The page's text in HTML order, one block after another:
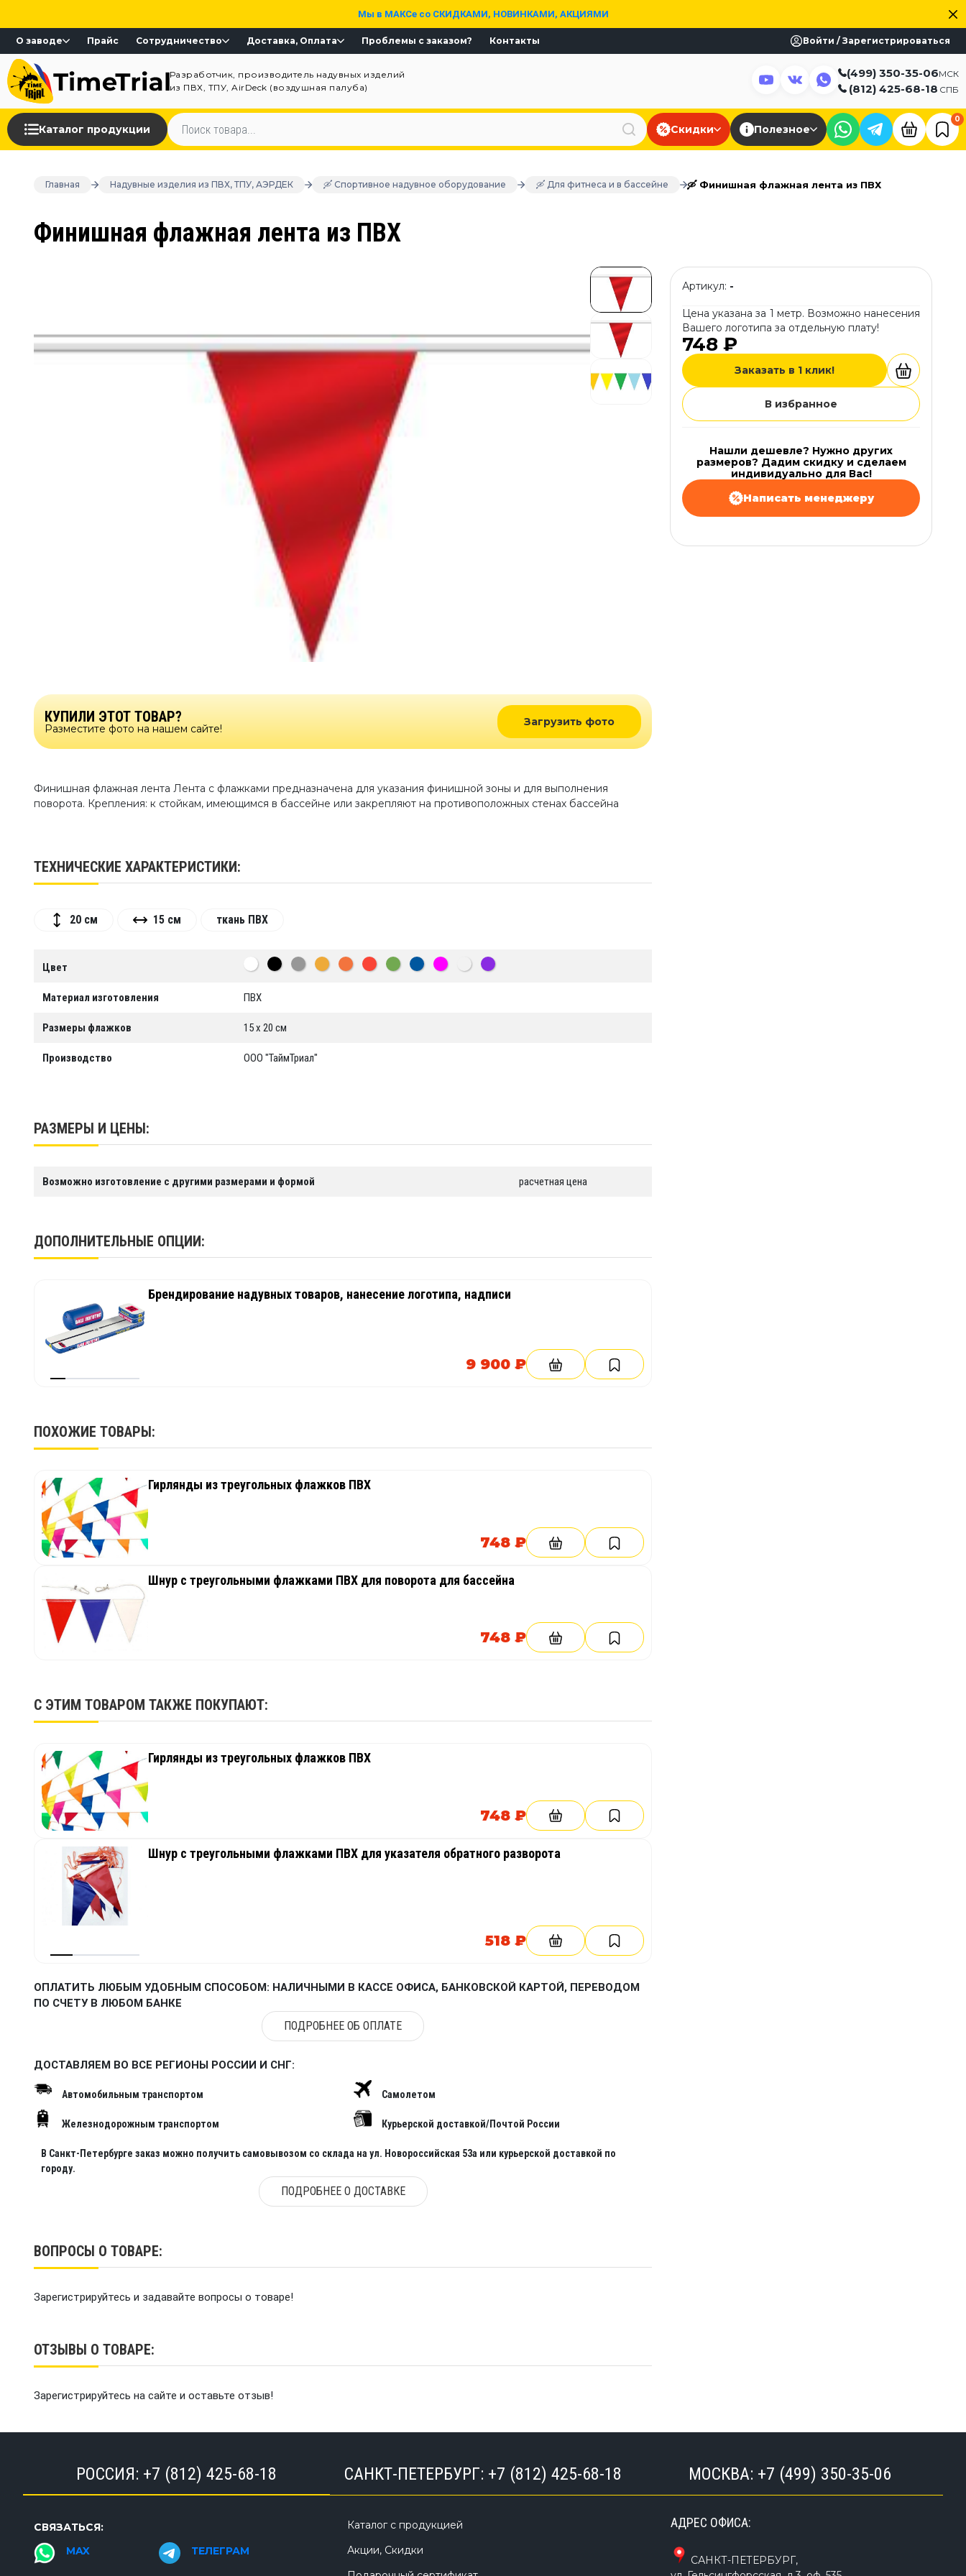
Мы в МАКСе со СКИДКАМИ, НОВИНКАМИ, АКЦИЯМИ
О заводе Прайс Сотрудничество Доставка, Оплата Проблемы с заказом? Контакты Войти / Зарегистрироваться
Разработчик, производитель надувных изделий
из ПВХ, ТПУ, AirDeck (воздушная палуба)
(499) 350-35-06МСК
(812) 425-68-18 СПБ
Каталог продукции Скидки Полезное
0
Главная Надувные изделия из ПВХ, ТПУ, АЭРДЕК 🛶 Спортивное надувное оборудование 🛶 Для фитнеса и в бассейне 🛶 Финишная флажная лента из ПВХ
Финишная флажная лента из ПВХ
КУПИЛИ ЭТОТ ТОВАР?
Разместите фото на нашем сайте!
Загрузить фото
Финишная флажная лента Лента с флажками предназначена для указания финишной зоны и для выполнения
поворота. Крепления: к стойкам, имеющимся в бассейне или закрепляют на противоположных стенах бассейна
ТЕХНИЧЕСКИЕ ХАРАКТЕРИСТИКИ:
20 см 15 см ткань ПВХ
Цвет
Материал изготовления ПВХ
Размеры флажков 15 х 20 см
Производство ООО "ТаймТриал"
РАЗМЕРЫ И ЦЕНЫ:
Возможно изготовление с другими размерами и формой расчетная цена
ДОПОЛНИТЕЛЬНЫЕ ОПЦИИ:
Брендирование надувных товаров, нанесение логотипа, надписи
9 900 ₽
ПОХОЖИЕ ТОВАРЫ:
Гирлянды из треугольных флажков ПВХ
748 ₽
Шнур с треугольными флажками ПВХ для поворота для бассейна
748 ₽
С ЭТИМ ТОВАРОМ ТАКЖЕ ПОКУПАЮТ:
Гирлянды из треугольных флажков ПВХ
748 ₽
Шнур с треугольными флажками ПВХ для указателя обратного разворота
518 ₽
ОПЛАТИТЬ ЛЮБЫМ УДОБНЫМ СПОСОБОМ: НАЛИЧНЫМИ В КАССЕ ОФИСА, БАНКОВСКОЙ КАРТОЙ, ПЕРЕВОДОМ
ПО СЧЕТУ В ЛЮБОМ БАНКЕ
ПОДРОБНЕЕ ОБ ОПЛАТЕ
ДОСТАВЛЯЕМ ВО ВСЕ РЕГИОНЫ РОССИИ И СНГ:
Автомобильным транспортом Самолетом
Железнодорожным транспортом Курьерской доставкой/Почтой России
В Санкт-Петербурге заказ можно получить самовывозом со склада на ул. Новороссийская 53а или курьерской доставкой по
городу.
ПОДРОБНЕЕ О ДОСТАВКЕ
ВОПРОСЫ О ТОВАРЕ:
Зарегистрируйтесь и задавайте вопросы о товаре!
ОТЗЫВЫ О ТОВАРЕ:
Зарегистрируйтесь на сайте и оставьте отзыв!
Артикул: -
Цена указана за 1 метр. Возможно нанесения
Вашего логотипа за отдельную плату!
748 ₽
Заказать в 1 клик!
В избранное
Нашли дешевле? Нужно других
размеров? Дадим скидку и сделаем
индивидуально для Вас!
Написать менеджеру
РОССИЯ: +7 (812) 425-68-18 САНКТ-ПЕТЕРБУРГ: +7 (812) 425-68-18 МОСКВА: +7 (499) 350-35-06
СВЯЗАТЬСЯ:
MAX
ТЕЛЕГРАМ
Каталог с продукцией
Акции, Скидки
АДРЕС ОФИСА:
САНКТ-ПЕТЕРБУРГ,